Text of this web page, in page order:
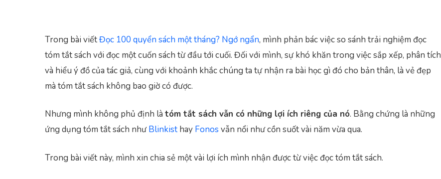
Hit enter to search or ESC to close
Trong bài viếtĐọc 100 quyển sách một tháng? Ngớ ngẩn, mình phản bác việc so sánh trải nghiệm đọc
tóm tắt sách với đọc một cuốn sách từ đầu tới cuối. Đối với mình, sự khó khăn trong việc sắp xếp, phân tích
và hiểu ý đồ của tác giả, cùng với khoảnh khắc chúng ta tự nhận ra bài học gì đó cho bản thân, là vẻ đẹp
mà tóm tắt sách không bao giờ có được.
Nhưng mình không phủ định là tóm tắt sách vẫn có những lợi ích riêng của nó. Bằng chứng là những
ứng dụng tóm tắt sách nhưBlinkist hay Fonos vẫn nổi như cồn suốt vài năm vừa qua.
Trong bài viết này, mình xin chia sẻ một vài lợi ích mình nhận được từ việc đọc tóm tắt sách.